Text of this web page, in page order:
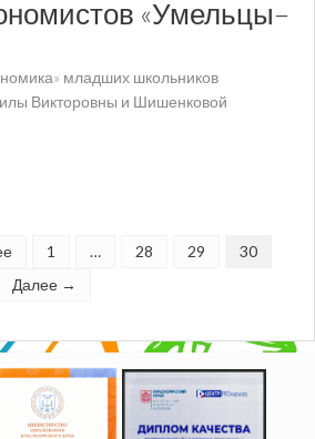
«Умельцы–
младших школьников
Викторовны и Шишенковой
1 … 28 29
30
Далее →